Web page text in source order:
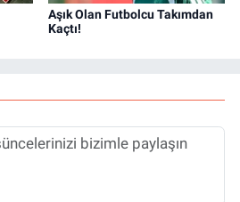
Aşık Olan Futbolcu Takımdan
Kaçtı!